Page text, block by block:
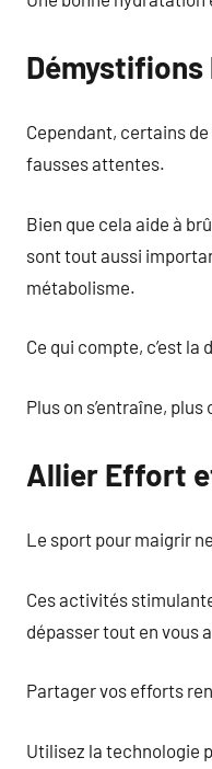
Démystifions
Cependant, certains
fausses attentes.
Bien que cela aide à
sont tout aussi
métabolisme.
Ce qui compte, c’est la
Plus on s’entraîne, plus
Allier Effort
Le sport pour maigrir
Ces activités
dépasser tout en vous
Partager vos efforts
Utilisez la technologie